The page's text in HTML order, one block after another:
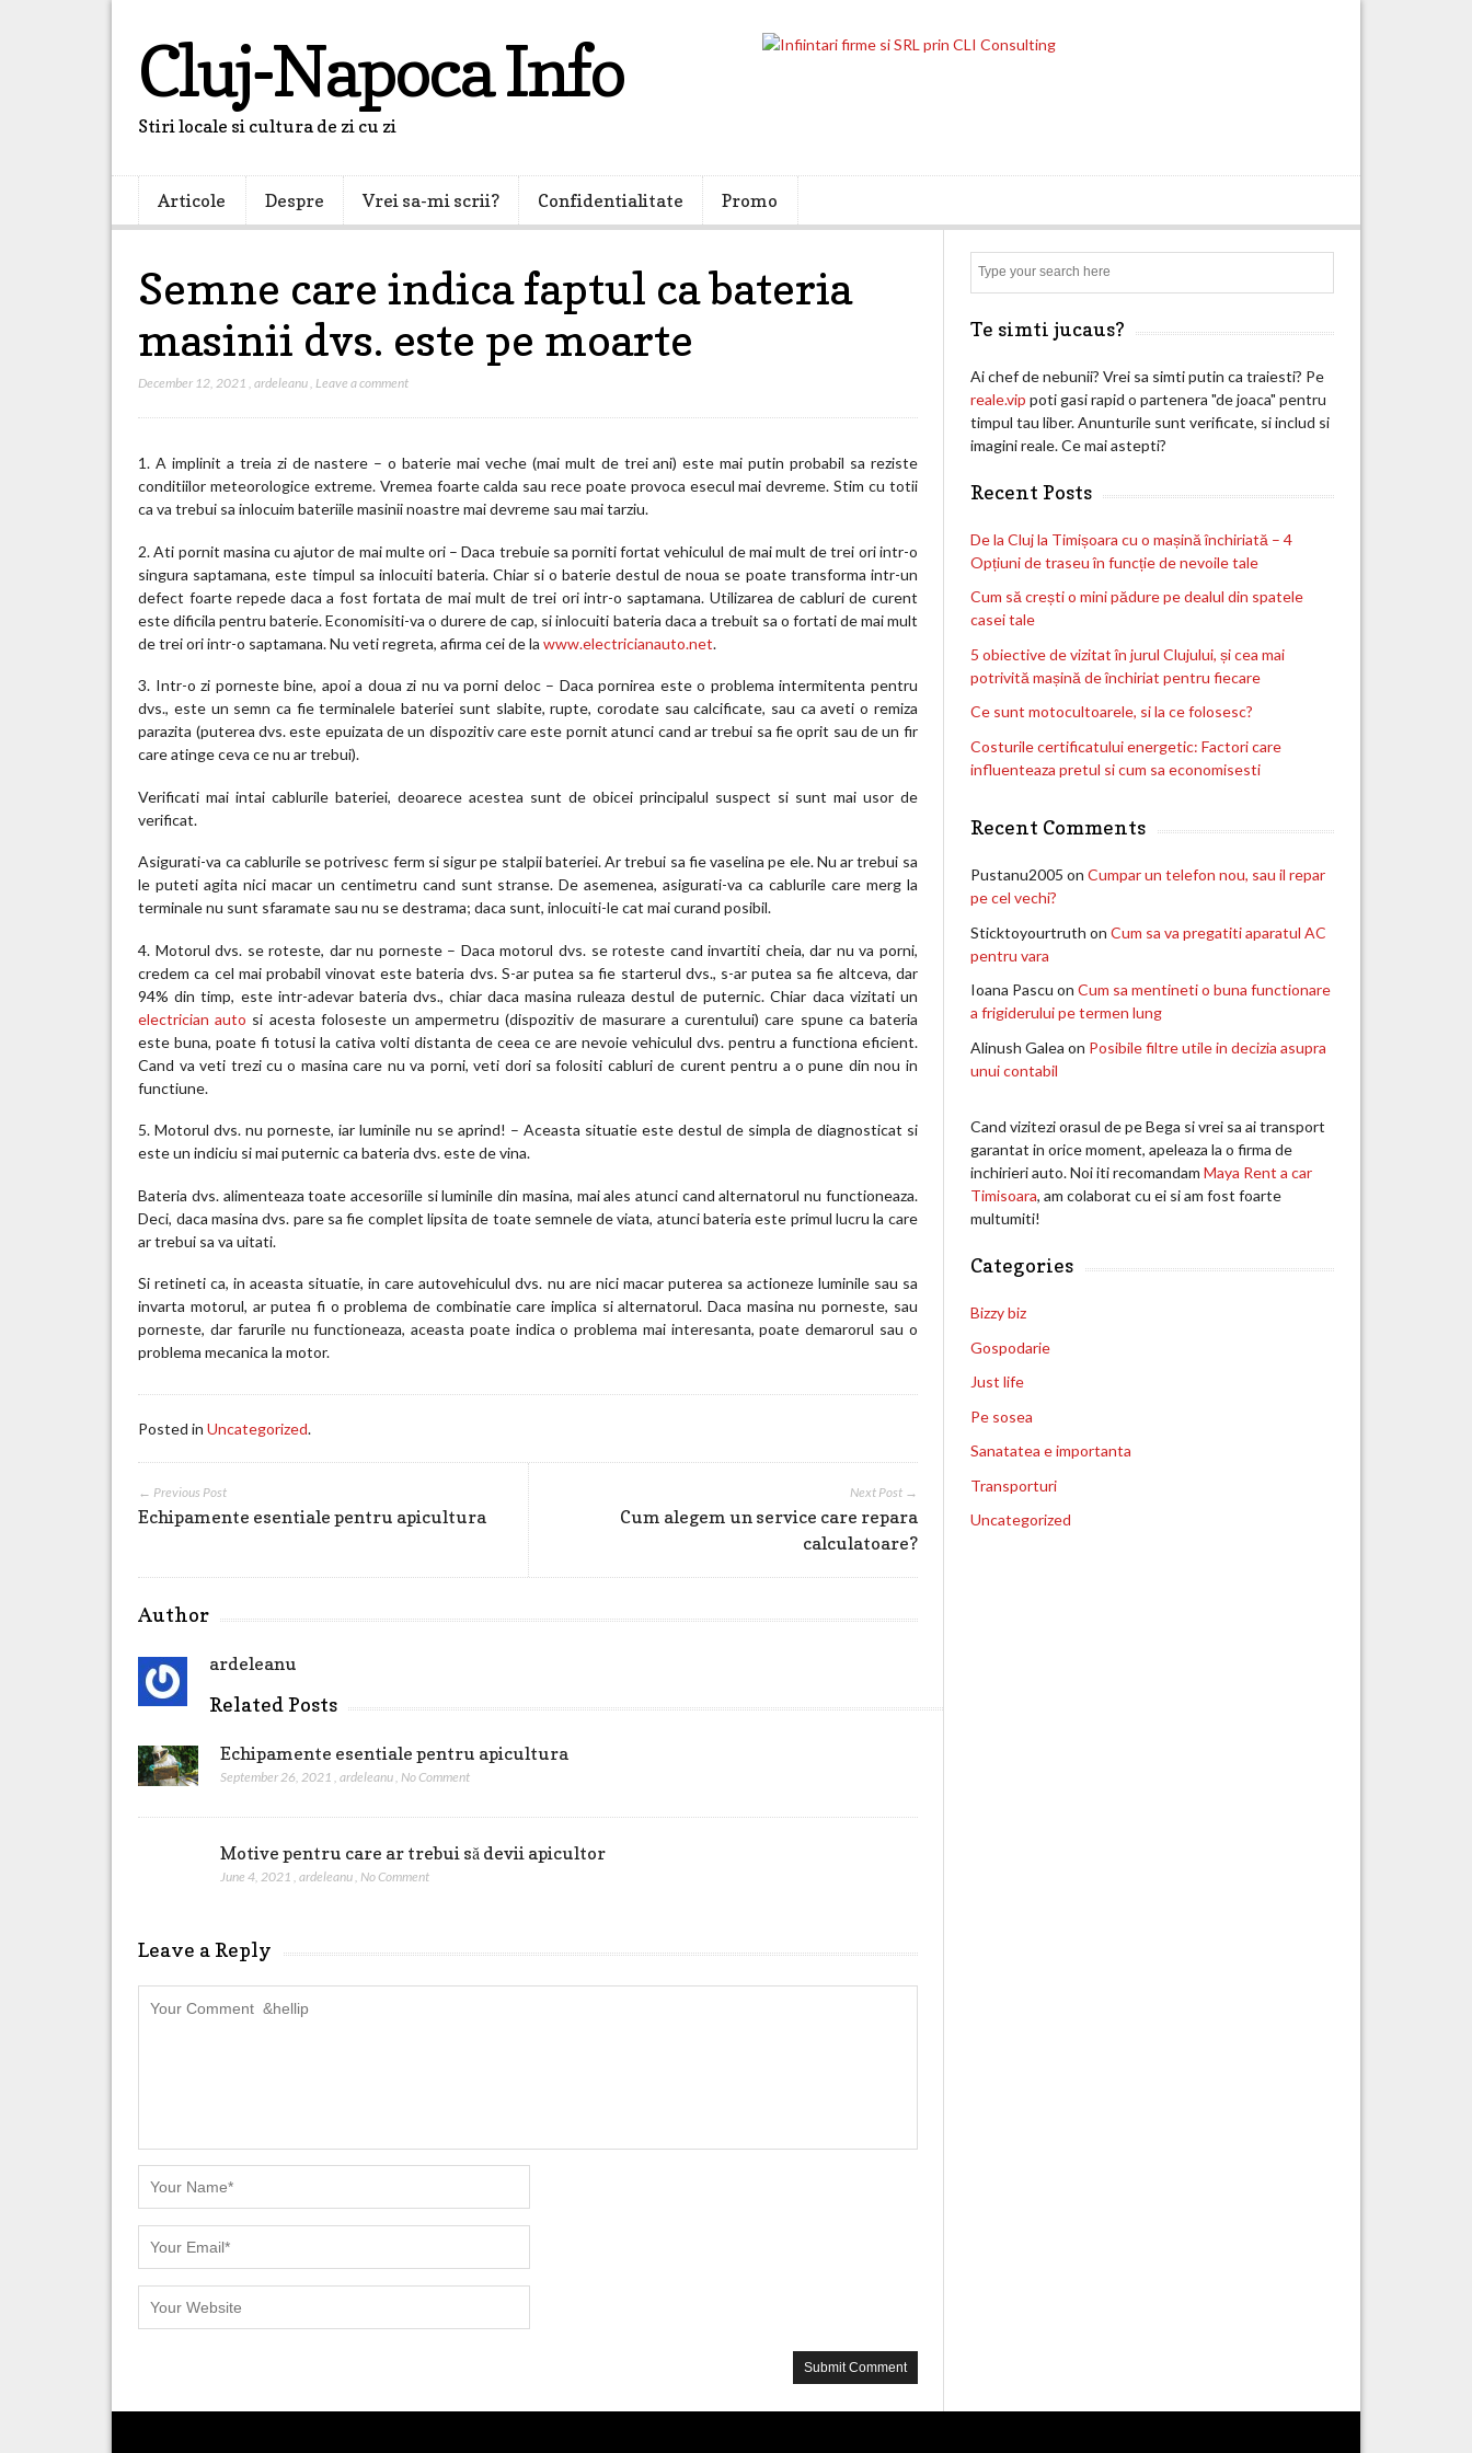
Cluj-Napoca Info
Stiri locale si cultura de zi cu zi
Articole Despre Vrei sa-mi scrii? Confidentialitate Promo
Semne care indica faptul ca bateria
masinii dvs. este pe moarte
December 12, 2021 ,ardeleanu Leave a comment
1. A implinit a treia zi de nastere – o baterie mai veche (mai mult de trei ani) este mai putin probabil sa reziste
conditiilor meteorologice extreme. Vremea foarte calda sau rece poate provoca esecul mai devreme. Stim cu totii
ca va trebui sa inlocuim bateriile masinii noastre mai devreme sau mai tarziu.
2. Ati pornit masina cu ajutor de mai multe ori – Daca trebuie sa porniti fortat vehiculul de mai mult de trei ori intr-o
singura saptamana, este timpul sa inlocuiti bateria. Chiar si o baterie destul de noua se poate transforma intr-un
defect foarte repede daca a fost fortata de mai mult de trei ori intr-o saptamana. Utilizarea de cabluri de curent
este dificila pentru baterie. Economisiti-va o durere de cap, si inlocuiti bateria daca a trebuit sa o fortati de mai mult
de trei ori intr-o saptamana. Nu veti regreta, afirma cei de lawww.electricianauto.net.
3. Intr-o zi porneste bine, apoi a doua zi nu va porni deloc – Daca pornirea este o problema intermitenta pentru
dvs., este un semn ca fie terminalele bateriei sunt slabite, rupte, corodate sau calcificate, sau ca aveti o remiza
parazita (puterea dvs. este epuizata de un dispozitiv care este pornit atunci cand ar trebui sa fie oprit sau de un fir
care atinge ceva ce nu ar trebui).
Verificati mai intai cablurile bateriei, deoarece acestea sunt de obicei principalul suspect si sunt mai usor de
verificat.
Asigurati-va ca cablurile se potrivesc ferm si sigur pe stalpii bateriei. Ar trebui sa fie vaselina pe ele. Nu ar trebui sa
le puteti agita nici macar un centimetru cand sunt stranse. De asemenea, asigurati-va ca cablurile care merg la
terminale nu sunt sfaramate sau nu se destrama; daca sunt, inlocuiti-le cat mai curand posibil.
4. Motorul dvs. se roteste, dar nu porneste – Daca motorul dvs. se roteste cand invartiti cheia, dar nu va porni,
credem ca cel mai probabil vinovat este bateria dvs. S-ar putea sa fie starterul dvs., s-ar putea sa fie altceva, dar
94% din timp, este intr-adevar bateria dvs., chiar daca masina ruleaza destul de puternic. Chiar daca vizitati un
electrician auto si acesta foloseste un ampermetru (dispozitiv de masurare a curentului) care spune ca bateria
este buna, poate fi totusi la cativa volti distanta de ceea ce are nevoie vehiculul dvs. pentru a functiona eficient.
Cand va veti trezi cu o masina care nu va porni, veti dori sa folositi cabluri de curent pentru a o pune din nou in
functiune.
5. Motorul dvs. nu porneste, iar luminile nu se aprind! – Aceasta situatie este destul de simpla de diagnosticat si
este un indiciu si mai puternic ca bateria dvs. este de vina.
Bateria dvs. alimenteaza toate accesoriile si luminile din masina, mai ales atunci cand alternatorul nu functioneaza.
Deci, daca masina dvs. pare sa fie complet lipsita de toate semnele de viata, atunci bateria este primul lucru la care
ar trebui sa va uitati.
Si retineti ca, in aceasta situatie, in care autovehiculul dvs. nu are nici macar puterea sa actioneze luminile sau sa
invarta motorul, ar putea fi o problema de combinatie care implica si alternatorul. Daca masina nu porneste, sau
porneste, dar farurile nu functioneaza, aceasta poate indica o problema mai interesanta, poate demarorul sau o
problema mecanica la motor.
Posted inUncategorized.
Next Post →
Cum alegem un service care repara
calculatoare?
← Previous Post
Echipamente esentiale pentru apicultura
Author
ardeleanu
Related Posts
Echipamente esentiale pentru apicultura
September 26, 2021 ,ardeleanu No Comment
Motive pentru care ar trebui să devii apicultor
June 4, 2021 ,ardeleanu,No Comment
Leave a Reply
Te simti jucaus?
Ai chef de nebunii? Vrei sa simti putin ca traiesti? Pe
reale.vip poti gasi rapid o partenera "de joaca" pentru
timpul tau liber. Anunturile sunt verificate, si includ si
imagini reale. Ce mai astepti?
Recent Posts
De la Cluj la Timișoara cu o mașină închiriată – 4
Opțiuni de traseu în funcție de nevoile tale
Cum să crești o mini pădure pe dealul din spatele
casei tale
5 obiective de vizitat în jurul Clujului, și cea mai
potrivită mașină de închiriat pentru fiecare
Ce sunt motocultoarele, si la ce folosesc?
Costurile certificatului energetic: Factori care
influenteaza pretul si cum sa economisesti
Recent Comments
Pustanu2005 onCumpar un telefon nou, sau il repar
pe cel vechi?
Sticktoyourtruth onCum sa va pregatiti aparatul AC
pentru vara
Ioana Pascu onCum sa mentineti o buna functionare
a frigiderului pe termen lung
Alinush Galea on Posibile filtre utile in decizia asupra
unui contabil
Cand vizitezi orasul de pe Bega si vrei sa ai transport
garantat in orice moment, apeleaza la o firma de
inchirieri auto. Noi iti recomandamMaya Rent a car
Timisoara, am colaborat cu ei si am fost foarte
multumiti!
Categories
Bizzy biz
Gospodarie
Just life
Pe sosea
Sanatatea e importanta
Transporturi
Uncategorized